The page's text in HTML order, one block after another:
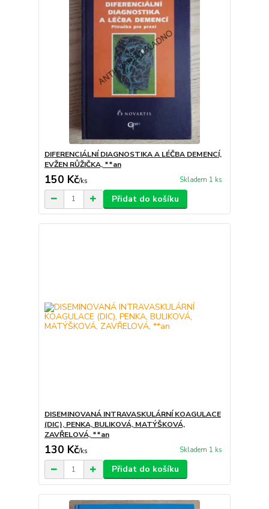
DIFERENCIÁLNÍ DIAGNOSTIKA A LÉČBA DEMENCÍ,
EVŽEN RŮŽIČKA, **an
150 Kč/ks Skladem 1 ks
Přidat do košíku
DISEMINOVANÁ INTRAVASKULÁRNÍ KOAGULACE
(DIC), PENKA, BULIKOVÁ, MATÝŠKOVÁ,
ZAVŘELOVÁ, **an
130 Kč/ks Skladem 1 ks
Přidat do košíku